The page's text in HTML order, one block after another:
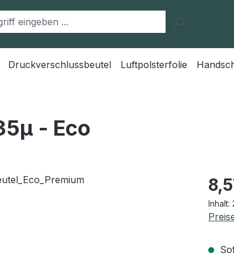
Druckverschlussbeutel Luftpolsterfolie
- Eco
Inhalt: